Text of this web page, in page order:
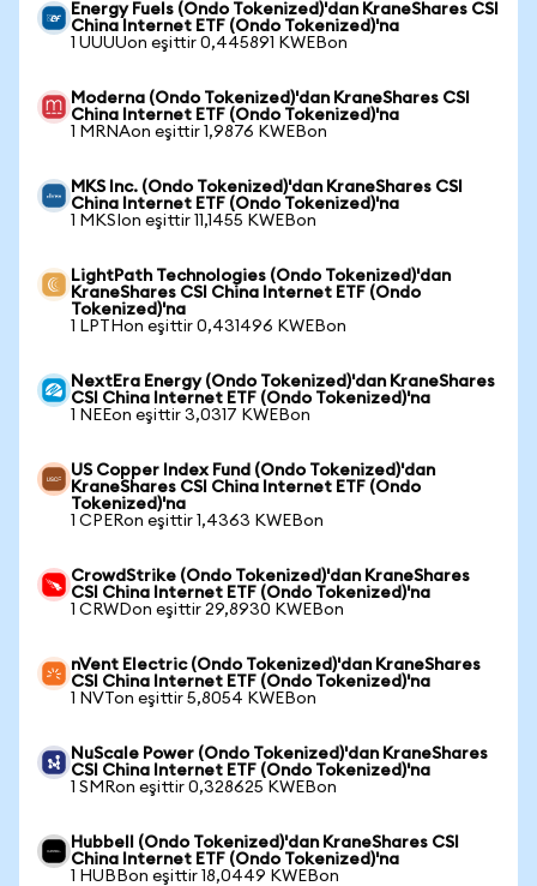
Energy Fuels (Ondo Tokenized)'dan KraneShares CSI
China Internet ETF (Ondo Tokenized)'na
1 UUUUon eşittir 0,445891 KWEBon
Moderna (Ondo Tokenized)'dan KraneShares CSI
China Internet ETF (Ondo Tokenized)'na
1 MRNAon eşittir 1,9876 KWEBon
MKS Inc. (Ondo Tokenized)'dan KraneShares CSI
China Internet ETF (Ondo Tokenized)'na
1 MKSIon eşittir 11,1455 KWEBon
LightPath Technologies (Ondo Tokenized)'dan
KraneShares CSI China Internet ETF (Ondo
Tokenized)'na
1 LPTHon eşittir 0,431496 KWEBon
NextEra Energy (Ondo Tokenized)'dan KraneShares
CSI China Internet ETF (Ondo Tokenized)'na
1 NEEon eşittir 3,0317 KWEBon
US Copper Index Fund (Ondo Tokenized)'dan
KraneShares CSI China Internet ETF (Ondo
Tokenized)'na
1 CPERon eşittir 1,4363 KWEBon
CrowdStrike (Ondo Tokenized)'dan KraneShares
CSI China Internet ETF (Ondo Tokenized)'na
1 CRWDon eşittir 29,8930 KWEBon
nVent Electric (Ondo Tokenized)'dan KraneShares
CSI China Internet ETF (Ondo Tokenized)'na
1 NVTon eşittir 5,8054 KWEBon
NuScale Power (Ondo Tokenized)'dan KraneShares
CSI China Internet ETF (Ondo Tokenized)'na
1 SMRon eşittir 0,328625 KWEBon
Hubbell (Ondo Tokenized)'dan KraneShares CSI
China Internet ETF (Ondo Tokenized)'na
1 HUBBon eşittir 18,0449 KWEBon